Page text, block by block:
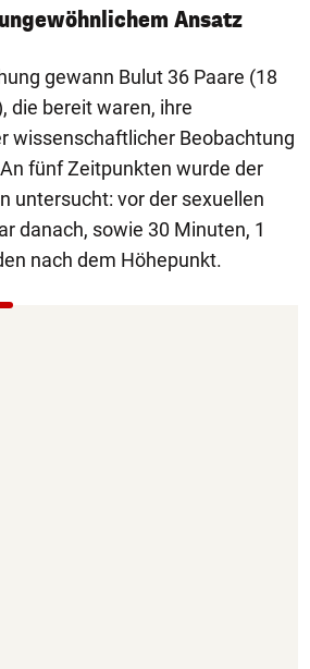
Ansatz
gewann Bulut 36 Paare (18
die bereit waren, ihre
wissenschaftlicher Beobachtung
fünf Zeitpunkten wurde der
untersucht: vor der sexuellen
danach, sowie 30 Minuten, 1
nach dem Höhepunkt.